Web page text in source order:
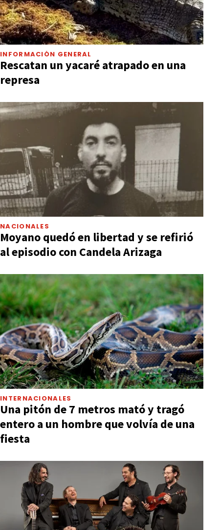
INFORMACIÓN GENERAL
Rescatan un yacaré atrapado en una
represa
NACIONALES
Moyano quedó en libertad y se refirió
al episodio con Candela Arizaga
INTERNACIONALES
Una pitón de 7 metros mató y tragó
entero a un hombre que volvía de una
fiesta